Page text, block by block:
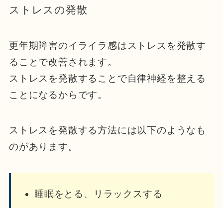
ストレスの発散
更年期障害のイライラ感はストレスを発散す
ることで改善されます。
ストレスを発散することで自律神経を整える
ことになるからです。
ストレスを発散する方法には以下のようなも
のがあります。
睡眠をとる、リラックスする